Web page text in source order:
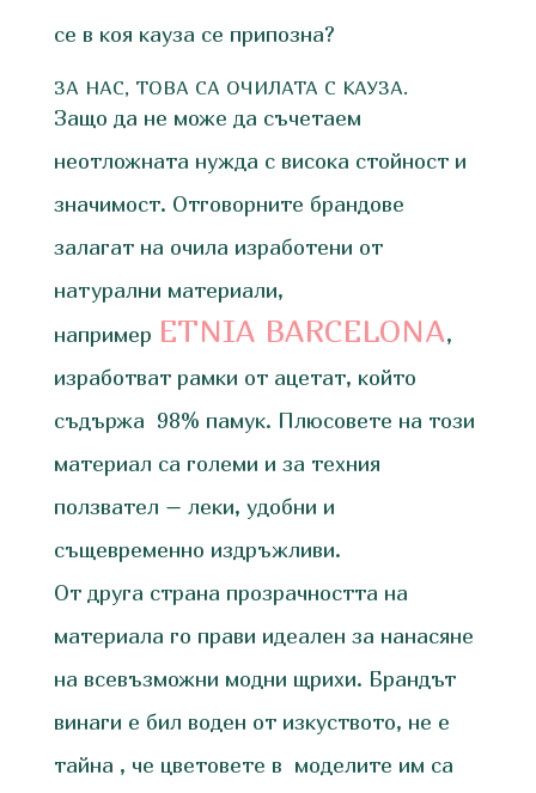
се в коя кауза се припозна?
ЗА НАС, ТОВА СА ОЧИЛАТА С КАУЗА.
Защо да не може да съчетаем
неотложната нужда с висока стойност и
значимост. Отговорните брандове
залагат на очила изработени от
натурални материали,
например ETNIA BARCELONА,
изработват рамки от ацетат, който
съдържа 98% памук. Плюсовете на този
материал са големи и за техния
ползвател – леки, удобни и
същевременно издръжливи.
От друга страна прозрачността на
материала го прави идеален за нанасяне
на всевъзможни модни щрихи. Брандът
винаги е бил воден от изкуството, не е
тайна , че цветовете в моделите им са